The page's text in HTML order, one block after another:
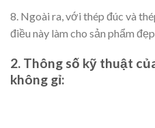
8. Ngoài ra, với thép đúc và
điều này làm cho sản phẩm
2. Thông số kỹ thuật
không gỉ: